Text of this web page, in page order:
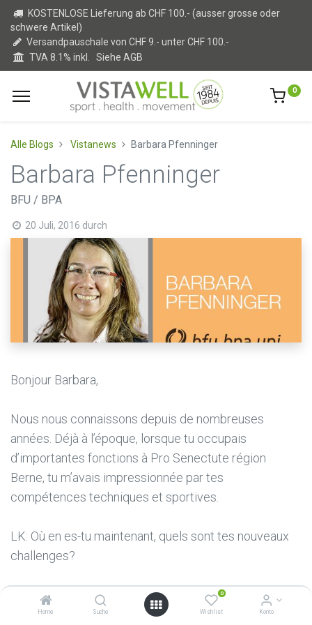
Home Suche
0
Wishlist Konto
KOSTENLOSE Lieferung ab CHF 100.- (ausser grosse oder
schwere Artikel)
Versandpauschale von CHF 9.- unter CHF 100.-
TVA 8.1% inkl. Siehe AGB
0
Alle Blogs Vistanews Barbara Pfenninger
Barbara Pfenninger
BFU / BPA
20 Juli, 2016 durch
Bonjour Barbara,
Nous nous connaissons depuis de nombreuses
années. Déjà à l’époque, lorsque tu occupais
d’importantes fonctions à Pro Senectute région
Berne, tu m’avais impressionnée par tes
compétences techniques et sportives.
LK: Où en es-tu maintenant, quels sont tes nouveaux
challenges?
BP: Je travaille en tant que collaboratrice scientifique
au bpa, bureau de prévention des accidents dans le